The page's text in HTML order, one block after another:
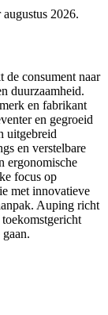
2026.
de consument naar
duurzaamheid.
en fabrikant
en gegroeid
uitgebreid
en verstelbare
ergonomische
focus op
met innovatieve
Auping richt